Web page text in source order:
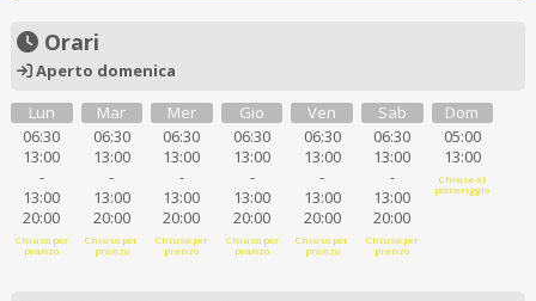
Orari
Aperto domenica
Lun
06:30
13:00
-
13:00
20:00
Chiuso per
pranzo
Mar
06:30
13:00
-
13:00
20:00
Chiuso per
pranzo
Mer
06:30
13:00
-
13:00
20:00
Chiuso per
pranzo
Gio
06:30
13:00
-
13:00
20:00
Chiuso per
pranzo
Ven
06:30
13:00
-
13:00
20:00
Chiuso per
pranzo
Sab
06:30
13:00
-
13:00
20:00
Chiuso per
pranzo
Dom
05:00
13:00
Chiuso al
pomeriggio